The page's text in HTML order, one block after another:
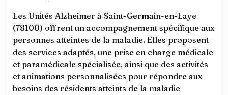
Les Unités Alzheimer à Saint-Germain-en-Laye
(78100) offrent un accompagnement spécifique aux
personnes atteintes de la maladie. Elles proposent
des services adaptés, une prise en charge médicale
et paramédicale spécialisée, ainsi que des activités
et animations personnalisées pour répondre aux
besoins des résidents atteints de la maladie